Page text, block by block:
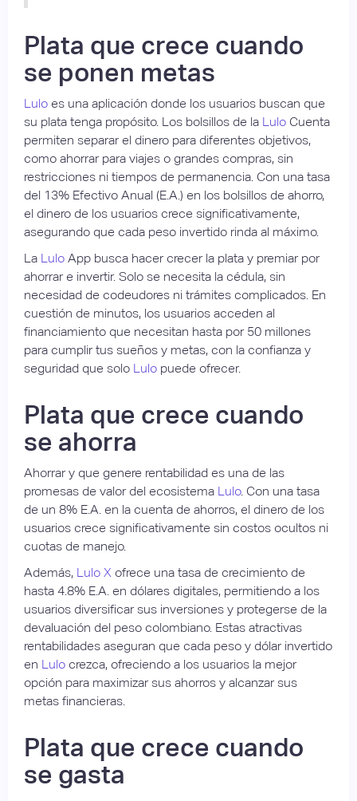
Plata que crece cuando
se ponen metas
Lulo es una aplicación donde los usuarios buscan que
su plata tenga propósito. Los bolsillos de la Lulo Cuenta
permiten separar el dinero para diferentes objetivos,
como ahorrar para viajes o grandes compras, sin
restricciones ni tiempos de permanencia. Con una tasa
del 13% Efectivo Anual (E.A.) en los bolsillos de ahorro,
el dinero de los usuarios crece significativamente,
asegurando que cada peso invertido rinda al máximo.
La Lulo App busca hacer crecer la plata y premiar por
ahorrar e invertir. Solo se necesita la cédula, sin
necesidad de codeudores ni trámites complicados. En
cuestión de minutos, los usuarios acceden al
financiamiento que necesitan hasta por 50 millones
para cumplir tus sueños y metas, con la confianza y
seguridad que solo Lulo puede ofrecer.
Plata que crece cuando
se ahorra
Ahorrar y que genere rentabilidad es una de las
promesas de valor del ecosistema Lulo. Con una tasa
de un 8% E.A. en la cuenta de ahorros, el dinero de los
usuarios crece significativamente sin costos ocultos ni
cuotas de manejo.
Además, Lulo X ofrece una tasa de crecimiento de
hasta 4.8% E.A. en dólares digitales, permitiendo a los
usuarios diversificar sus inversiones y protegerse de la
devaluación del peso colombiano. Estas atractivas
rentabilidades aseguran que cada peso y dólar invertido
en Lulo crezca, ofreciendo a los usuarios la mejor
opción para maximizar sus ahorros y alcanzar sus
metas financieras​.
Plata que crece cuando
se gasta